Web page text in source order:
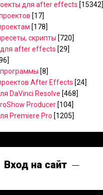
для after effects [15342]
[17]
[178]
скрипты [720]
after effects [29]
[8]
After Effects [24]
DaVinci Resolve [468]
Producer [104]
Premiere Pro [1205]
Вход на сайт